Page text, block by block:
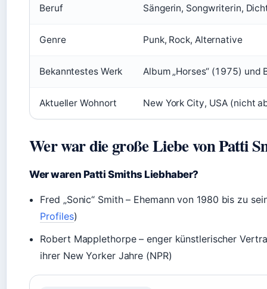
Beruf Sängerin, Songwriterin,
Genre Punk, Rock, Alternative
Bekanntestes Werk Album „Horses“ (1975) und
Aktueller Wohnort New York City, USA (nicht
Wer war die große Liebe von Patti
Wer waren Patti Smiths Liebhaber?
Fred „Sonic“ Smith – Ehemann von 1980 bis zu
Profiles)
Robert Mapplethorpe – enger künstlerischer
ihrer New Yorker Jahre (NPR)